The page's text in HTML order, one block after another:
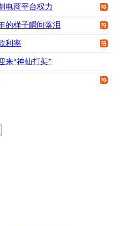
电商平台权力
的样子瞬间落泪
利率
来“神仙打架”